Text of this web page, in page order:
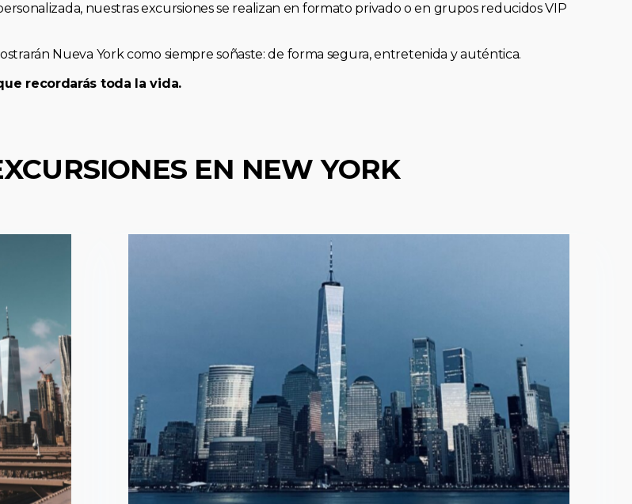
nuestras excursiones se realizan en formato privado o en grupos reducidos VIP
Nueva York como siempre soñaste: de forma segura, entretenida y auténtica.
recordarás toda la vida.
EN NEW YORK